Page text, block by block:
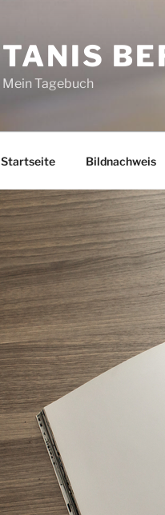
TANIS
Mein Tagebuch
Startseite Bildnachweis